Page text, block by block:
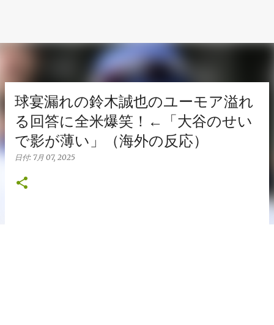
球宴漏れの鈴木誠也のユーモア溢れ
る回答に全米爆笑！←「大谷のせい
で影が薄い」（海外の反応）
日付: 7月 07, 2025